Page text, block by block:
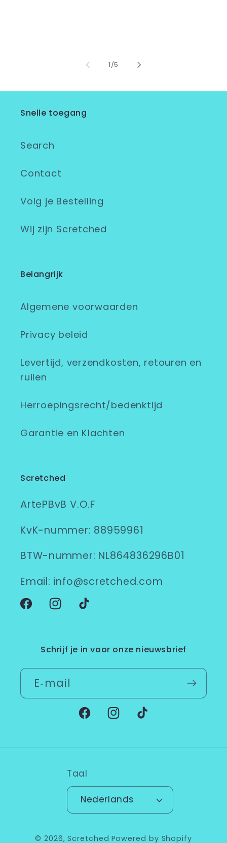
1/van
5
Snelle toegang
Search
Contact
Volg je Bestelling
Wij zijn Scretched
Belangrijk
Algemene voorwaarden
Privacy beleid
Levertijd, verzendkosten, retouren en
ruilen
Herroepingsrecht/bedenktijd
Garantie en Klachten
Scretched
ArtePBvB V.O.F
KvK-nummer: 88959961
BTW-nummer: NL864836296B01
Email: info@scretched.com
FacebookInstagram
TikTok
Schrijf je in voor onze nieuwsbrief
E‑mail
FacebookInstagram
TikTok
Taal
Nederlands
© 2026,Scretched Powered by Shopify